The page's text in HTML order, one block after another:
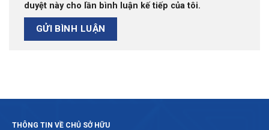
duyệt này cho lần bình luận kế tiếp của tôi.
THÔNG TIN VỀ CHỦ SỞ HỮU